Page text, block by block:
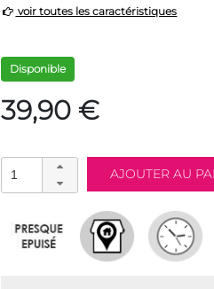
voir toutes les caractéristiques
Disponible
39,90 €